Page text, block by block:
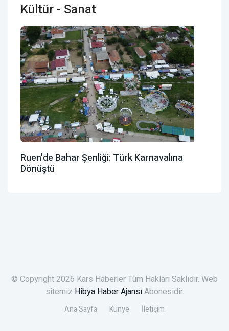
Kültür - Sanat
Ruen'de Bahar Şenliği: Türk Karnavalına
Dönüştü
© Copyright 2026 Kars Haberler Tüm Hakları Saklıdır. Web
sitemiz Hibya Haber AjansıAbonesidir.
Ana Sayfa Künye İletişim